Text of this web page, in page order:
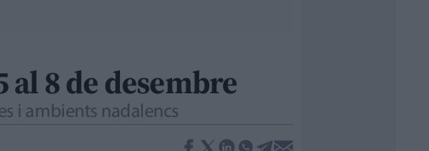
al 8 de desembre
i ambients nadalencs